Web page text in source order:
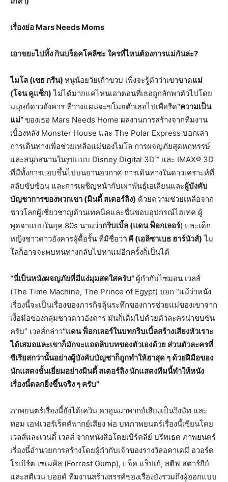
เรื่องย่อ Mars Needs Moms
เอาขยะไปทิ้ง กินบร็อคโคลีซะ ใครที่ไหนต้องการแม่กันล่ะ?
ไมโล (เซธ กรีน) หนูน้อยวัยเก้าขวบ เพิ่งจะรู้ตัวว่าเขาขาดแม่
(โจน คูแซ็ก) ไม่ได้มากแค่ไหนเอาตอนที่เธอถูกลักพาตัวไปโดย
มนุษย์ดาวอังคาร ที่วางแผนจะขโมยตัวเธอไปเพื่อรีด“ความเป็น
แม่”ของเธอ Mars Needs Home ผลงานการสร้างจากทีมงาน
เบื้องหลัง Monster House และ The Polar Express บอกเล่า
การเดินทางเพื่อช่วยเหลือแม่ของไมโล การผจญภัยสุดหฤหรรษ์
และสนุกสนานในรูปแบบ Disney Digital 3D™ และ IMAX® 3D
ที่มีทั้งการแอบขึ้นไปบนยานอวกาศ การเดินทางในดาวเคราะห์ที่
สลับซับซ้อน และการเผชิญหน้ากับเผ่าพันธุ์เอเลียนและผู้บังคับ
บัญชาการของพวกเขา (มินดี้ สเตอร์ลิง) ด้วยความช่วยเหลือจาก
ชาวโลกผู้เชี่ยวชาญด้านเทคนิคและชื่นชอบอุปกรณ์ไฮเทค ผู้
พูดจาแบบในยุค 80s นามว่ากริบเบิ้ล (แดน ฟ็อกเลอร์) และเด็ก
หญิงชาวดาวอังคารผู้ดื้อรั้น ที่มีชื่อว่า คี (เอลิซาเบธ ฮาร์นัวส์) ไม
โลก็อาจจะพบหนทางกลับไปหาแม่อีกครั้งก็เป็นได้
“นี่เป็นหนังผจญภัยที่มีแง่มุมสดใสครับ” ผู้กำกับไซมอน เวลส์
(The Time Machine, The Prince of Egypt) บอก “แม้ว่าหนัง
เรื่องนี้จะเป็นเรื่องของภารกิจลุ้นระทึกของการช่วยแม่ของเขาจาก
เงื้อมือของกลุ่มชาวดาวอังคาร มันก็เต็มไปด้วยตัวละครน่าขบขัน
ครับ” เวลส์กล่าว“แดน ฟ็อกเลอร์ในบทกริบเบิ้ลสร้างเสียงหัวเราะ
ได้เสมอและเขาก็มักจะแอดลิบบทของตัวเองด้วย ส่วนตัวละครที่
ซีเรียสกว่านั้นอย่างผู้บังคับบัญชาก็ถูกทำให้ฮาสุด ๆ ด้วยฝีมือของ
นักแสดงชั้นเยี่ยมอย่างมินดี้ สเตอร์ลิง นักแสดงทีมนี้ทำให้หนัง
เรื่องนี้ตลกยิ่งขึ้นจริง ๆ ครับ”
ภาพยนตร์เรื่องนี้ยังได้เควิน คาฮูนมาพากย์เสียงเป็นวิงนัท และ
ทอม เอฟเวอร์เร็ตต์พากย์เสียง พ่อ บทภาพยนตร์เรื่องนี้เขียนโดย
เวลส์และเวนดี้ เวลส์ จากหนังสือโดยเบิร์คลีย์ บรีทเธด ภาพยนตร์
เรื่องนี้อำนวยการสร้างโดยผู้กำกับเจ้าของรางวัลอคาเดมี อวอร์ด
โรเบิร์ต เซเมคิส (Forrest Gump), แจ็ค แร็ปเก้, สตีฟ สตาร์กีย์
และสตีเวน บอยด์ ทีมงานสร้างสรรค์ของเรื่องยังรวมถึงผู้ออกแบบ